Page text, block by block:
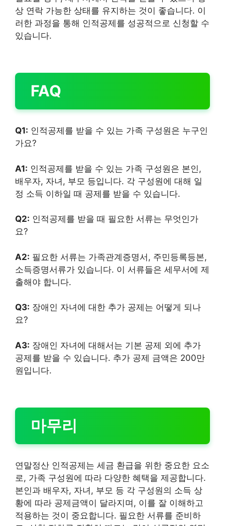
상 연락 가능한 상태를 유지하는 것이 좋습니다. 이
러한 과정을 통해 인적공제를 성공적으로 신청할 수
있습니다.
FAQ
Q1: 인적공제를 받을 수 있는 가족 구성원은 누구인
가요?
A1: 인적공제를 받을 수 있는 가족 구성원은 본인,
배우자, 자녀, 부모 등입니다. 각 구성원에 대해 일
정 소득 이하일 때 공제를 받을 수 있습니다.
Q2: 인적공제를 받을 때 필요한 서류는 무엇인가
요?
A2: 필요한 서류는 가족관계증명서, 주민등록등본,
소득증명서류가 있습니다. 이 서류들은 세무서에 제
출해야 합니다.
Q3: 장애인 자녀에 대한 추가 공제는 어떻게 되나
요?
A3: 장애인 자녀에 대해서는 기본 공제 외에 추가
공제를 받을 수 있습니다. 추가 공제 금액은 200만
원입니다.
마무리
연말정산 인적공제는 세금 환급을 위한 중요한 요소
로, 가족 구성원에 따라 다양한 혜택을 제공합니다.
본인과 배우자, 자녀, 부모 등 각 구성원의 소득 상
황에 따라 공제금액이 달라지며, 이를 잘 이해하고
적용하는 것이 중요합니다. 필요한 서류를 준비하